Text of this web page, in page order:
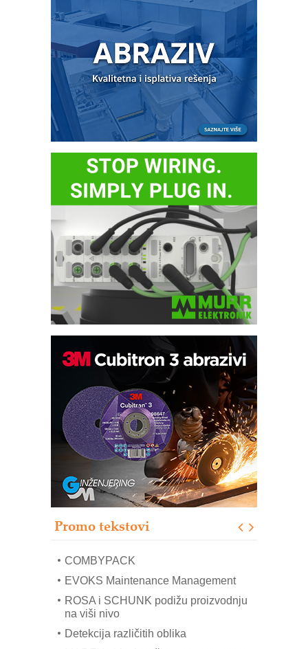
Promo tekstovi
Bezbednost na prvom mestu!
IB BLUMENAUER - više od 40 godina
poverenja u industriji
RMQ-TITAN ADVANCED INDICATOR
– Pametna signalizacija za efikasnije
upravljanje mašinama
Sigurnije ispitivanje transformatora u
solarnim elektranama i vetroparkovima
Pranje točkova na gradilištu- standard
modernog i odgovornog građenja
mrežnog pretvarača sa tečnim
COMBYPACK
EVOKS Maintenance Management
ROSA i SCHUNK podižu proizvodnju
na viši nivo
Detekcija različitih oblika